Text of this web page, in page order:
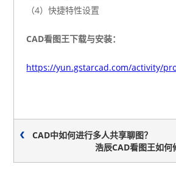
（4）快捷特性设置
CAD看图王下载与安装：
https://yun.gstarcad.com/activity/
CAD中如何进行多人共享聊图？
浩辰CAD看图王如何